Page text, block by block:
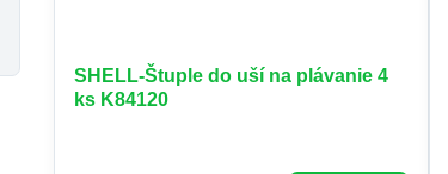
SHELL-Štuple do uší na plávanie 4
ks K84120